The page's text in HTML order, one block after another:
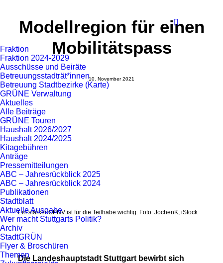
Fraktion
Fraktion 2024-2029
Ausschüsse und Beiräte
Betreuungsstadträt*innen
Betreuung Stadtbezirke (Karte)
GRÜNE Verwaltung
Aktuelles
Alle Beiträge
GRÜNE Touren
Haushalt 2026/2027
Haushalt 2024/2025
Kitagebühren
Anträge
Pressemitteilungen
ABC – Jahresrückblick 2025
ABC – Jahresrückblick 2024
Publikationen
Stadtblatt
Aktuelle Ausgabe
Wer macht Stuttgarts Politik?
Archiv
StadtGRÜN
Flyer & Broschüren
Themen
Modellregion für einen
Mobilitätspass
10. November 2021
Ein starker ÖPNV ist für die Teilhabe wichtig. Foto: JochenK, iStock
Die Landeshauptstadt Stuttgart bewirbt sich